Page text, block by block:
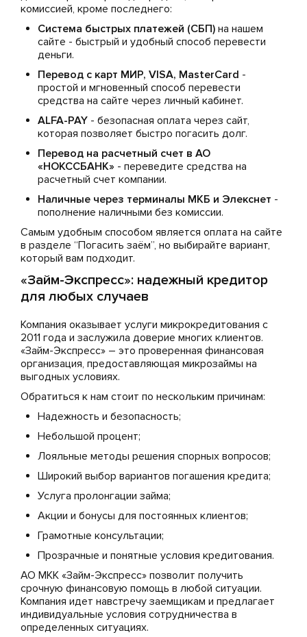
комиссией, кроме последнего:
Система быстрых платежей (СБП) на нашем
сайте - быстрый и удобный способ перевести
деньги.
Перевод с карт МИР, VISA, MasterCard -
простой и мгновенный способ перевести
средства на сайте через личный кабинет.
ALFA-PAY - безопасная оплата через сайт,
которая позволяет быстро погасить долг.
Перевод на расчетный счет в АО
«НОКССБАНК» - переведите средства на
расчетный счет компании.
Наличные через терминалы МКБ и Элекснет -
пополнение наличными без комиссии.
Самым удобным способом является оплата на сайте
в разделе “Погасить заём”, но выбирайте вариант,
который вам подходит.
«Займ-Экспресс»: надежный кредитор
для любых случаев
Компания оказывает услуги микрокредитования с
2011 года и заслужила доверие многих клиентов.
«Займ-Экспресс» – это проверенная финансовая
организация, предоставляющая микрозаймы на
выгодных условиях.
Обратиться к нам стоит по нескольким причинам:
Надежность и безопасность;
Небольшой процент;
Лояльные методы решения спорных вопросов;
Широкий выбор вариантов погашения кредита;
Услуга пролонгации займа;
Акции и бонусы для постоянных клиентов;
Грамотные консультации;
Прозрачные и понятные условия кредитования.
АО МКК «Займ-Экспресс» позволит получить
срочную финансовую помощь в любой ситуации.
Компания идет навстречу заемщикам и предлагает
индивидуальные условия сотрудничества в
определенных ситуациях.